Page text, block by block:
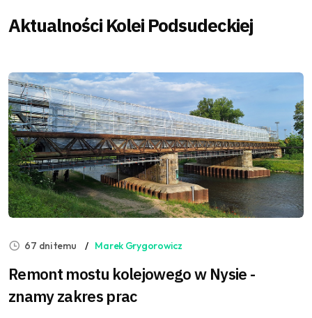
Aktualności Kolei Podsudeckiej
67 dni temu Marek Grygorowicz
Remont mostu kolejowego w Nysie -
znamy zakres prac